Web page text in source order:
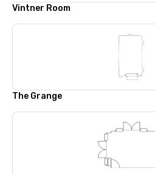
Vintner Room
The Grange